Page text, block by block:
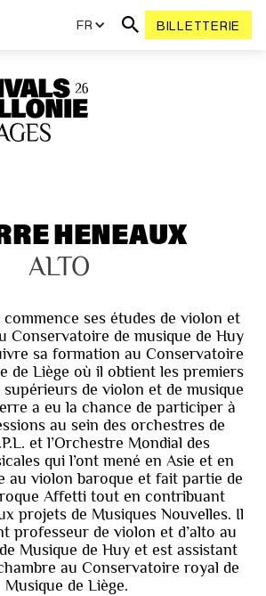
FR BILLETTERIE
HENEAUX
ALTO
ses études de violon et
Conservatoire de musique de Huy
sa formation au Conservatoire
de Liège où il obtient les premiers
de violon et de musique
a eu la chance de participer à
au sein des orchestres de
et l’Orchestre Mondial des
qui l’ont mené en Asie et en
au violon baroque et fait partie de
Affetti tout en contribuant
projets de Musiques Nouvelles. Il
professeur de violon et d’alto au
Musique de Huy et est assistant
au Conservatoire royal de
Musique de Liège.